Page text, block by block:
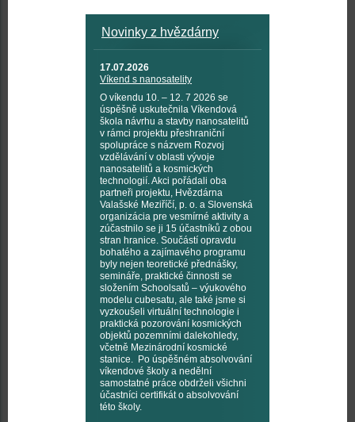
Novinky z hvězdárny
17.07.2026
Víkend s nanosatelity
O víkendu 10. – 12. 7 2026 se
úspěšně uskutečnila Víkendová
škola návrhu a stavby nanosatelitů
v rámci projektu přeshraniční
spolupráce s názvem Rozvoj
vzdělávání v oblasti vývoje
nanosatelitů a kosmických
technologií. Akci pořádali oba
partneři projektu, Hvězdárna
Valašské Meziříčí, p. o. a Slovenská
organizácia pre vesmírné aktivity a
zúčastnilo se ji 15 účastníků z obou
stran hranice. Součástí opravdu
bohatého a zajímavého programu
byly nejen teoretické přednášky,
semináře, praktické činnosti se
složením Schoolsatů – výukového
modelu cubesatu, ale také jsme si
vyzkoušeli virtuální technologie i
praktická pozorování kosmických
objektů pozemními dalekohledy,
včetně Mezinárodní kosmické
stanice. Po úspěšném absolvování
víkendové školy a nedělní
samostatné práce obdrželi všichni
účastníci certifikát o absolvování
této školy.